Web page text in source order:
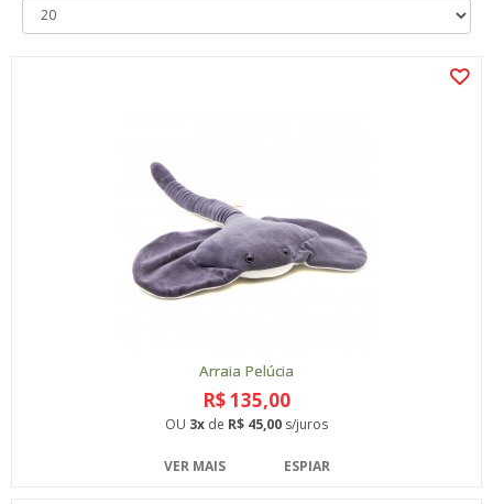
Arraia Pelúcia
R$ 135,00
OU 3x de R$ 45,00 s/juros
VER MAIS ESPIAR